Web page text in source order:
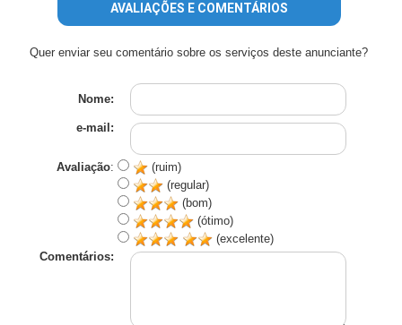
AVALIAÇÕES E COMENTÁRIOS
Quer enviar seu comentário sobre os serviços deste anunciante?
Nome:
e-mail:
Avaliação:
(ruim)
(regular)
(bom)
(ótimo)
(excelente)
Comentários: